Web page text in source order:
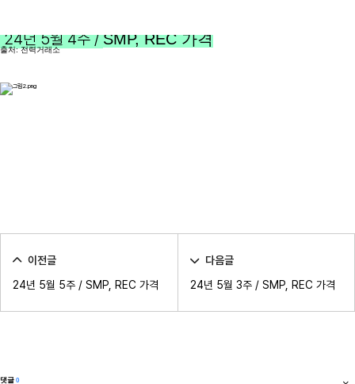
24년 5월 4주 /SMP, REC 가격
출처: 전력거래소
이전글
24년 5월 5주 / SMP, REC 가격
다음글
24년 5월 3주 / SMP, REC 가격
댓글 0